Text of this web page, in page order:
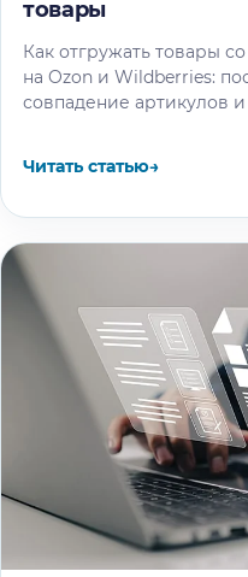
товары
Как отгружать товары
на Ozon и Wildberries:
совпадение артикулов
Читать статью→